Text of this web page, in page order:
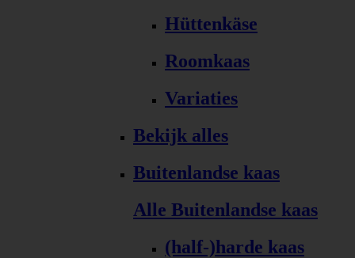
Hüttenkäse
Roomkaas
Variaties
Bekijk alles
Buitenlandse kaas
Alle Buitenlandse kaas
(half-)harde kaas